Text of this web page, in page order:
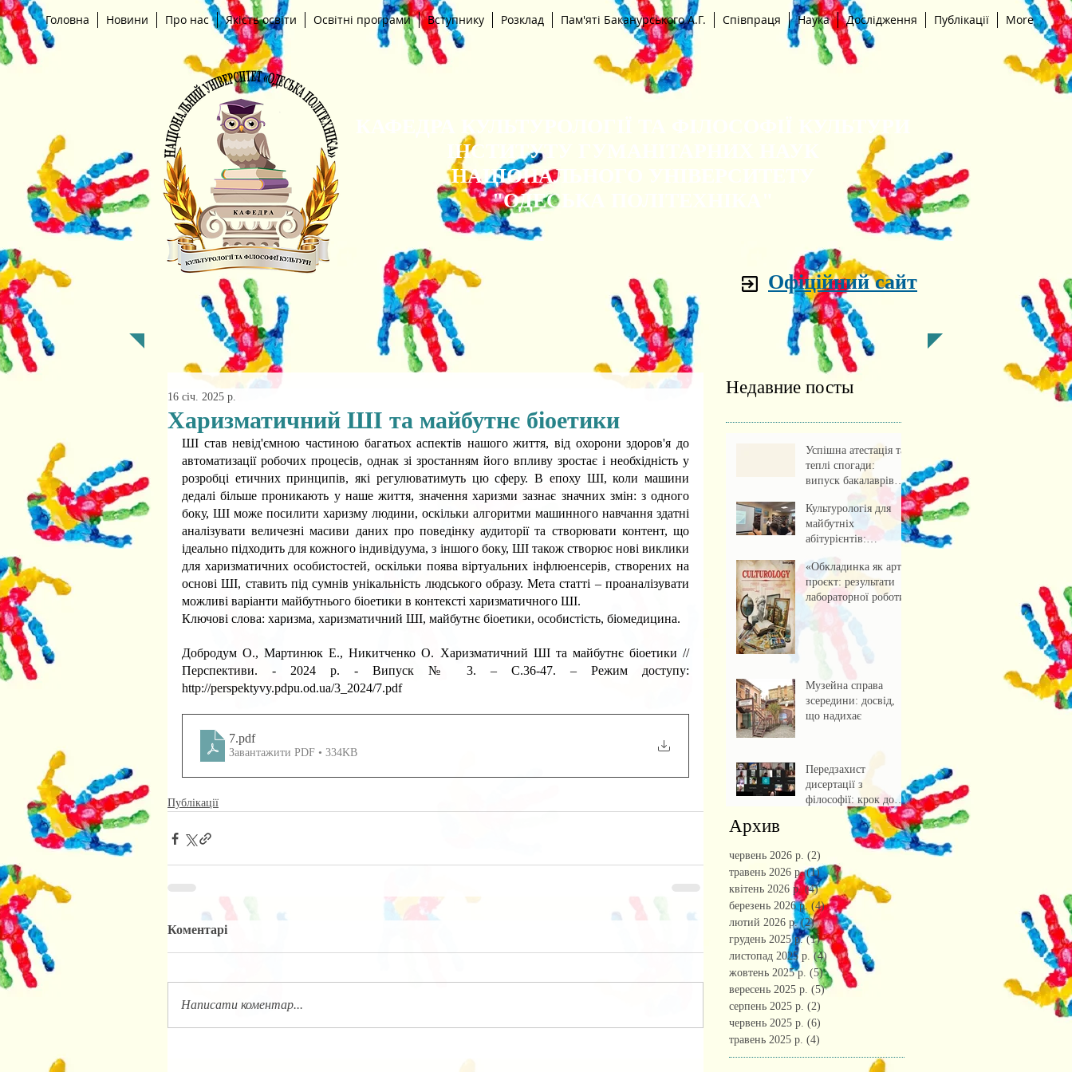
Головна Новини Про нас Якість освіти Освітні програми Вступнику Розклад Пам'яті Баканурського А.Г. Співпраця Наука Дослідження Публікації More
КАФЕДРА КУЛЬТУРОЛОГІЇ ТА ФІЛОСОФІЇ КУЛЬТУРИ
ІНСТИТУТУ ГУМАНІТАРНИХ НАУК
НАЦІОНАЛЬНОГО УНІВЕРСИТЕТУ
"ОДЕСЬКА ПОЛІТЕХНІКА"
Офіційний сайт
Харизматичний ШІ та майбутнє біоетики
16 січ. 2025 р.
ШІ став невід'ємною частиною багатьох аспектів нашого життя, від охорони здоров'я до
автоматизації робочих процесів, однак зі зростанням його впливу зростає і необхідність у
розробці етичних принципів, які регулюватимуть цю сферу. В епоху ШІ, коли машини
дедалі більше проникають у наше життя, значення харизми зазнає значних змін: з одного
боку, ШІ може посилити харизму людини, оскільки алгоритми машинного навчання здатні
аналізувати величезні масиви даних про поведінку аудиторії та створювати контент, що
ідеально підходить для кожного індивідуума, з іншого боку, ШІ також створює нові виклики
для харизматичних особистостей, оскільки поява віртуальних інфлюенсерів, створених на
основі ШІ, ставить під сумнів унікальність людського образу. Мета статті – проаналізувати
можливі варіанти майбутнього біоетики в контексті харизматичного ШІ.
Ключові слова: харизма, харизматичний ШІ, майбутнє біоетики, особистість, біомедицина.
Добродум О., Мартинюк Е., Никитченко О. Харизматичний ШІ та майбутнє біоетики //
http://perspektyvy.pdpu.od.ua/3_2024/7.pdf
7.pdf
Завантажити PDF • 334KB
Публікації
Коментарі
Написати коментар...
Недавние посты
Успішна атестація та
теплі спогади:
випуск бакалаврів
Культурологія для
майбутніх
абітурієнтів:
зустріч із учнями
ліцею
«Обкладинка як арт-
проєкт: результати
лабораторної роботи»
Музейна справа
зсередини: досвід,
що надихає
Передзахист
дисертації з
філософії: крок до
осмислення епохи
штучного інтелекту.
Архив
червень 2026 р. (2)
травень 2026 р. (1)1 пост
квітень 2026 р. (4)4 пости
березень 2026 р. (4)4 пости
лютий 2026 р. (2)2 пости
грудень 2025 р. (1)1 пост
листопад 2025 р. (4) 4 пости
жовтень 2025 р. (5)5 постів
вересень 2025 р. (5)5 постів
серпень 2025 р. (2)
червень 2025 р. (6)
травень 2025 р. (4)